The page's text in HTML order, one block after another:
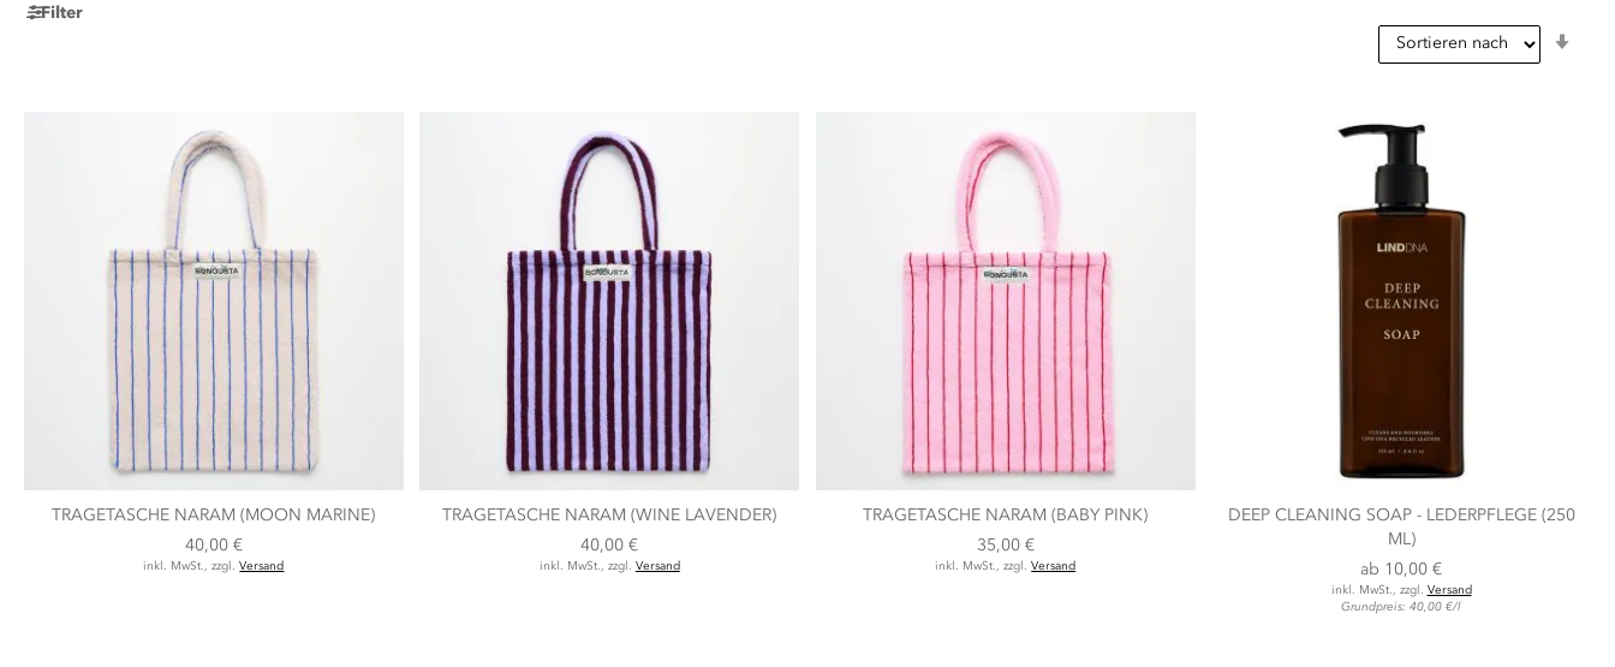
Filter
TRAGETASCHE NARAM (MOON MARINE)
40,00 €
inkl. MwSt., zzgl.Versand
TRAGETASCHE NARAM (WINE LAVENDER)
40,00 €
inkl. MwSt., zzgl. Versand
TRAGETASCHE NARAM (BABY PINK)
35,00 €
inkl. MwSt., zzgl.Versand
DEEP CLEANING SOAP - LEDERPFLEGE (250
ML)
ab 10,00 €
inkl. MwSt., zzgl. Versand
Grundpreis: 40,00 €/l